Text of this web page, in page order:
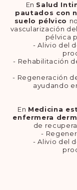
En Salud
pautados con
suelo pélvico
vascularización
pélvica
- Alivio del
- Rehabilitación
- Regeneración
ayudando
En Medicina
enfermera
de
-
- Alivio del